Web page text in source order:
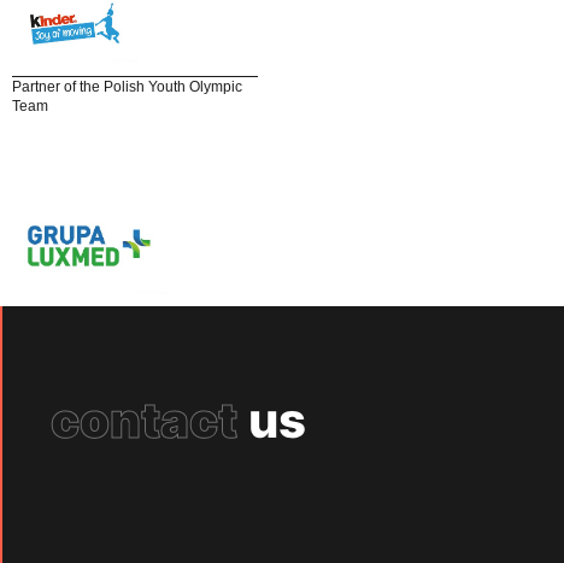
Partner of the Polish Youth Olympic
Team
contact us